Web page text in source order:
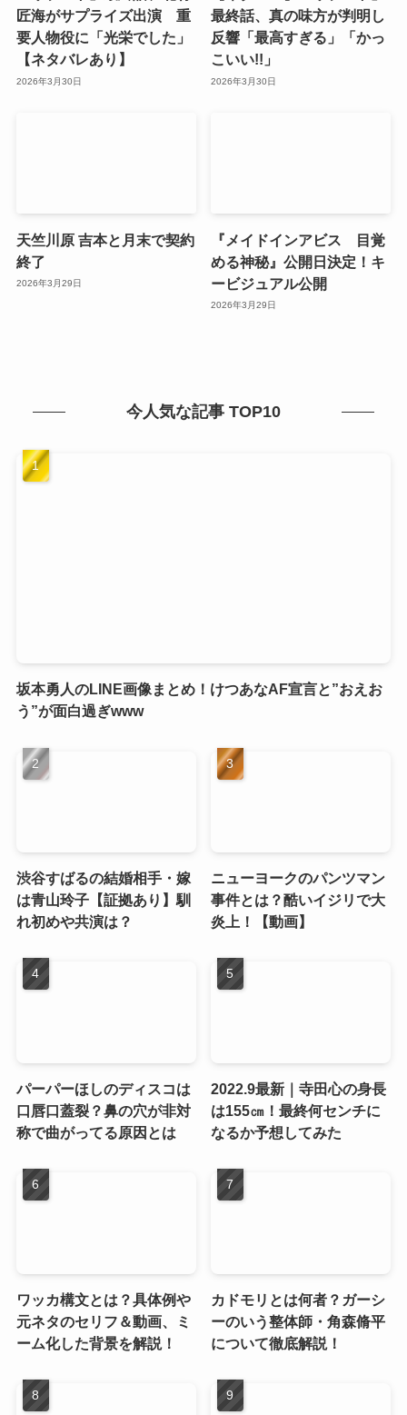
匠海がサプライズ出演 重
要人物役に「光栄でした」
【ネタバレあり】
2026年3月30日
最終話、真の味方が判明し
反響「最高すぎる」「かっ
こいい!!」
2026年3月30日
天竺川原 吉本と月末で契約
終了
2026年3月29日
『メイドインアビス 目覚
める神秘』公開日決定！キ
ービジュアル公開
2026年3月29日
今人気な記事 TOP10
坂本勇人のLINE画像まとめ！けつあなAF宣言と”おえお
う”が面白過ぎwww
渋谷すばるの結婚相手・嫁
は青山玲子【証拠あり】馴
れ初めや共演は？
ニューヨークのパンツマン
事件とは？酷いイジリで大
炎上！【動画】
パーパーほしのディスコは
口唇口蓋裂？鼻の穴が非対
称で曲がってる原因とは
2022.9最新｜寺田心の身長
は155㎝！最終何センチに
なるか予想してみた
ワッカ構文とは？具体例や
元ネタのセリフ＆動画、ミ
ーム化した背景を解説！
カドモリとは何者？ガーシ
ーのいう整体師・角森脩平
について徹底解説！